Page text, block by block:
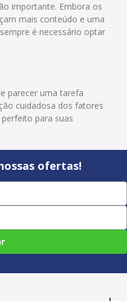
importante. Embora os
mais conteúdo e uma
é necessário optar
parecer uma tarefa
cuidadosa dos fatores
para suas
ofertas!